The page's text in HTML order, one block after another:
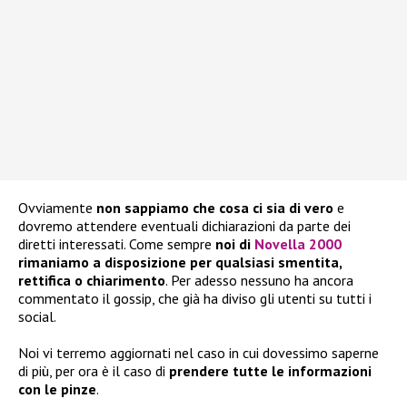
Ovviamente non sappiamo che cosa ci sia di vero e
dovremo attendere eventuali dichiarazioni da parte dei
diretti interessati. Come sempre noi di Novella 2000
rimaniamo a disposizione per qualsiasi smentita,
rettifica o chiarimento. Per adesso nessuno ha ancora
commentato il gossip, che già ha diviso gli utenti su tutti i
social.
Noi vi terremo aggiornati nel caso in cui dovessimo saperne
di più, per ora è il caso di prendere tutte le informazioni
con le pinze.